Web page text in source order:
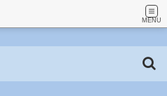
MENU